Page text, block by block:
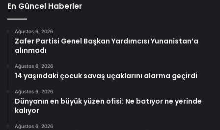
En Güncel Haberler
Ağustos 6, 2026
Zafer Partisi Genel Başkan Yardımcısı Yunanistan’a
alınmadı
Ağustos 6, 2026
14 yaşındaki çocuk savaş uçaklarını alarma geçirdi
Ağustos 6, 2026
Dünyanın en büyük yüzen ofisi: Ne batıyor ne yerinde
kalıyor
Ağustos 6, 2026